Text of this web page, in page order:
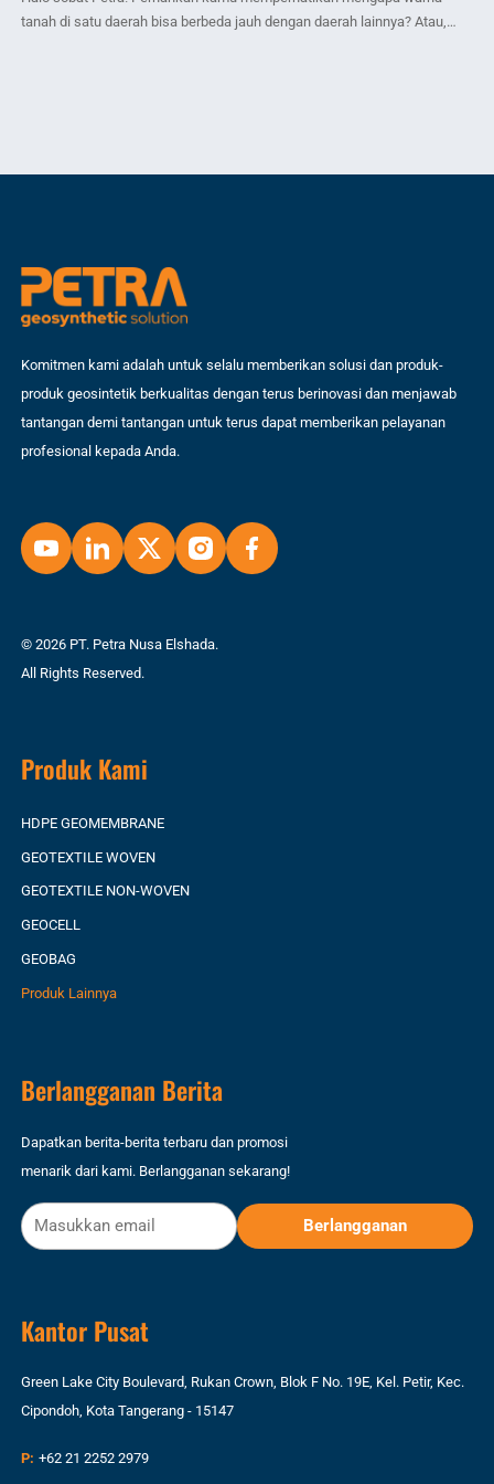
tanah di satu daerah bisa berbeda jauh dengan daerah lainnya? Atau,
Komitmen kami adalah untuk selalu memberikan solusi dan produk-
produk geosintetik berkualitas dengan terus berinovasi dan menjawab
tantangan demi tantangan untuk terus dapat memberikan pelayanan
profesional kepada Anda.
© 2026 PT. Petra Nusa Elshada.
All Rights Reserved.
Produk Kami
HDPE GEOMEMBRANE
GEOTEXTILE WOVEN
GEOTEXTILE NON-WOVEN
GEOCELL
GEOBAG
Produk Lainnya
Berlangganan Berita
Dapatkan berita-berita terbaru dan promosi
menarik dari kami. Berlangganan sekarang!
Kantor Pusat
Green Lake City Boulevard, Rukan Crown, Blok F No. 19E, Kel. Petir, Kec.
Cipondoh, Kota Tangerang - 15147
P: +62 21 2252 2979